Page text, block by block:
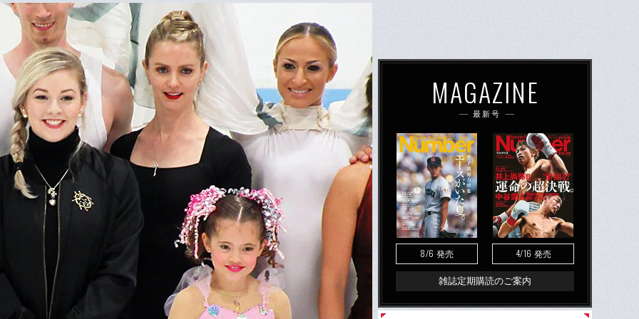
MAGAZINE
最新号
8/6 発売 4/16 発売
雑誌定期購読のご案内